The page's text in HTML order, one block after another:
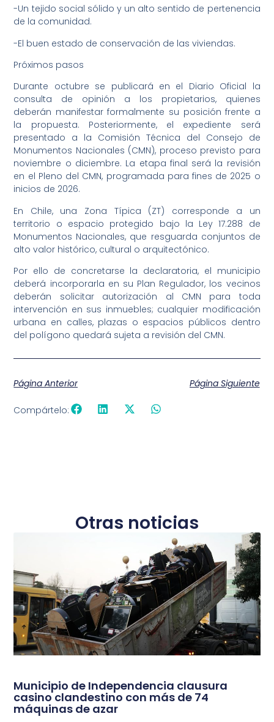
-Un tejido social sólido y un alto sentido de pertenencia
de la comunidad.
-El buen estado de conservación de las viviendas.
Próximos pasos
Durante octubre se publicará en el Diario Oficial la
consulta de opinión a los propietarios, quienes
deberán manifestar formalmente su posición frente a
la propuesta. Posteriormente, el expediente será
presentado a la Comisión Técnica del Consejo de
Monumentos Nacionales (CMN), proceso previsto para
noviembre o diciembre. La etapa final será la revisión
en el Pleno del CMN, programada para fines de 2025 o
inicios de 2026.
En Chile, una Zona Típica (ZT) corresponde a un
territorio o espacio protegido bajo la Ley 17.288 de
Monumentos Nacionales, que resguarda conjuntos de
alto valor histórico, cultural o arquitectónico.
Por ello de concretarse la declaratoria, el municipio
deberá incorporarla en su Plan Regulador, los vecinos
deberán solicitar autorización al CMN para toda
intervención en sus inmuebles; cualquier modificación
urbana en calles, plazas o espacios públicos dentro
del polígono quedará sujeta a revisión del CMN.
Página Anterior Página Siguiente
Compártelo:
Otras noticias
Municipio de Independencia clausura
casino clandestino con más de 74
máquinas de azar